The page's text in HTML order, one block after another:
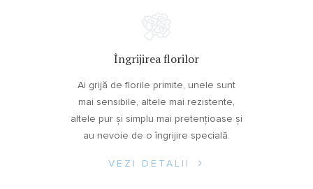
Îngrijirea florilor
Ai grijă de florile primite, unele sunt
mai sensibile, altele mai rezistente,
altele pur și simplu mai pretențioase și
au nevoie de o îngrijire specială.
VEZI DETALII